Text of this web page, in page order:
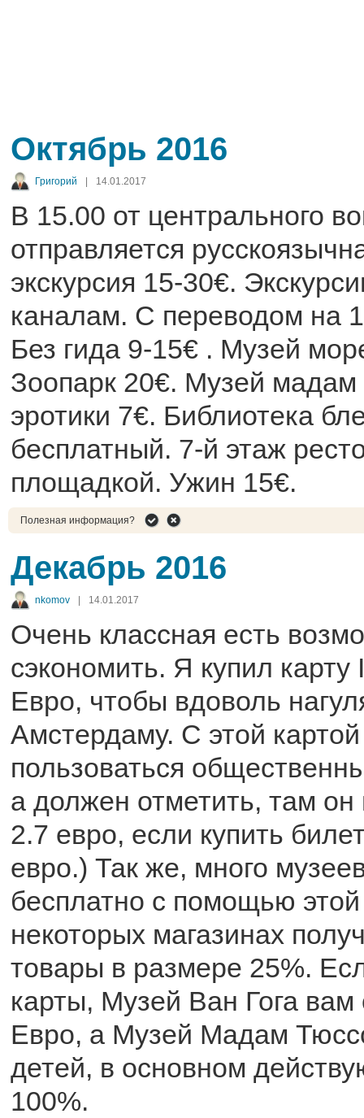
Октябрь 2016
Григорий | 14.01.2017
В 15.00 от центрального
отправляется
экскурсия 15-30€.
каналам. С переводом на
Без гида 9-15€ . Музей
Зоопарк 20€. Музей
эротики 7€. Библиотека
бесплатный. 7-й этаж
площадкой. Ужин 15€.
Полезная информация?
Декабрь 2016
nkomov | 14.01.2017
Очень классная есть
сэкономить. Я купил карту
Евро, чтобы вдоволь
Амстердаму. С этой
пользоваться
а должен отметить, там
2.7 евро, если купить
евро.) Так же, много
бесплатно с помощью
некоторых магазинах
товары в размере 25%.
карты, Музей Ван Гога вам
Евро, а Музей Мадам
детей, в основном
100%.